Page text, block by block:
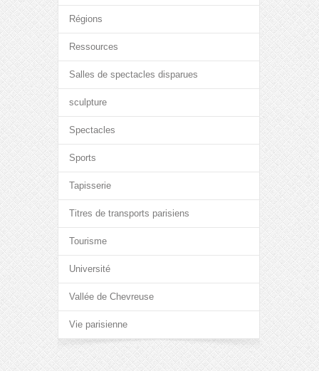
Régions
Ressources
Salles de spectacles disparues
sculpture
Spectacles
Sports
Tapisserie
Titres de transports parisiens
Tourisme
Université
Vallée de Chevreuse
Vie parisienne